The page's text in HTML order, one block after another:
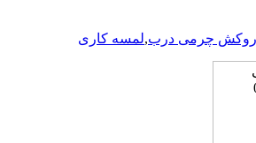
روکش چرمی درب,لمسه کاری